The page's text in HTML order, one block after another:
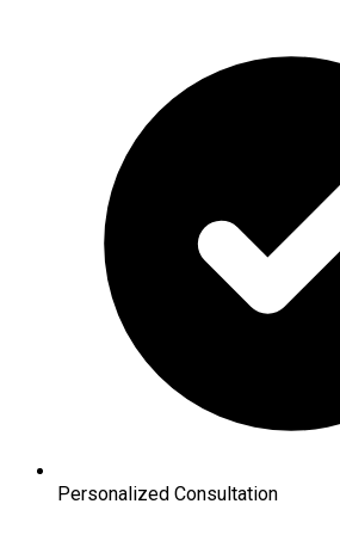
Personalized Consultation